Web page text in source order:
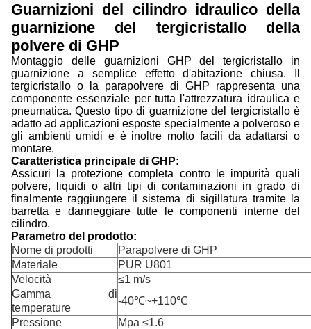
Guarnizioni del cilindro idraulico della
guarnizione del tergicristallo della
polvere di GHP
Montaggio delle guarnizioni GHP del tergicristallo in
guarnizione a semplice effetto d'abitazione chiusa. Il
tergicristallo o la parapolvere di GHP rappresenta una
componente essenziale per tutta l'attrezzatura idraulica e
pneumatica. Questo tipo di guarnizione del tergicristallo è
adatto ad applicazioni esposte specialmente a polveroso e
gli ambienti umidi e è inoltre molto facili da adattarsi o
montare.
Caratteristica principale di GHP:
Assicuri la protezione completa contro le impurità quali
polvere, liquidi o altri tipi di contaminazioni in grado di
finalmente raggiungere il sistema di sigillatura tramite la
barretta e danneggiare tutte le componenti interne del
cilindro.
Parametro del prodotto:
Nome di prodotti
Parapolvere di GHP
Materiale
PUR U801
Velocità
≤1 m/s
Gamma di
temperature
-40℃~+110℃
Pressione
Mpa ≤1.6